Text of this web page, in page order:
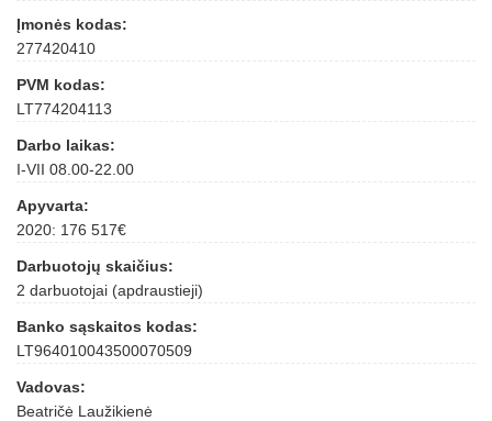
Įmonės kodas:
277420410
PVM kodas:
LT774204113
Darbo laikas:
I-VII 08.00-22.00
Apyvarta:
2020: 176 517€
Darbuotojų skaičius:
2 darbuotojai (apdraustieji)
Banko sąskaitos kodas:
LT964010043500070509
Vadovas:
Beatričė Laužikienė